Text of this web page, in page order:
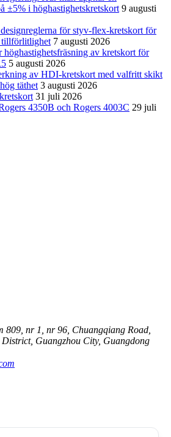
±5% i höghastighetskretskort 9 augusti
för styv-flex-kretskort för
tillförlitlighet 7 augusti 2026
av kretskort för
5 augusti 2026
av HDI-kretskort med valfritt skikt
täthet 3 augusti 2026
31 juli 2026
4350B och Rogers 4003C 29 juli
809, nr 1, nr 96, Chuangqiang Road,
District, Guangzhou City, Guangdong